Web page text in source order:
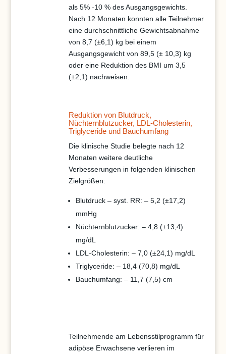
als 5% -10 % des Ausgangsgewichts.
Nach 12 Monaten konnten alle Teilnehmer
eine durchschnittliche Gewichtsabnahme
von 8,7 (±6,1) kg bei einem
Ausgangsgewicht von 89,5 (± 10,3) kg
oder eine Reduktion des BMI um 3,5
(±2,1) nachweisen.
Reduktion von Blutdruck,
Nüchternblutzucker, LDL-Cholesterin,
Triglyceride und Bauchumfang
Die klinische Studie belegte nach 12
Monaten weitere deutliche
Verbesserungen in folgenden klinischen
Zielgrößen:
Blutdruck – syst. RR: – 5,2 (±17,2)
mmHg
Nüchternblutzucker: – 4,8 (±13,4)
mg/dL
LDL-Cholesterin: – 7,0 (±24,1) mg/dL
Triglyceride: – 18,4 (70,8) mg/dL
Bauchumfang: – 11,7 (7,5) cm
Teilnehmende am Lebensstilprogramm für
adipöse Erwachsene verlieren im